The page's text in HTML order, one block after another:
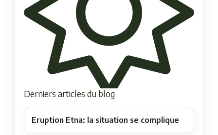
Derniers articles du blog
Eruption Etna: la situation se complique